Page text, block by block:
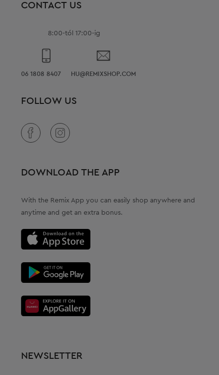
CONTACT US
8:00-tól 17:00-ig
06 1808 8407 HU@REMIXSHOP.COM
FOLLOW US
DOWNLOAD THE APP
With the Remix App you can easily shop anywhere and
anytime and get an extra bonus.
NEWSLETTER